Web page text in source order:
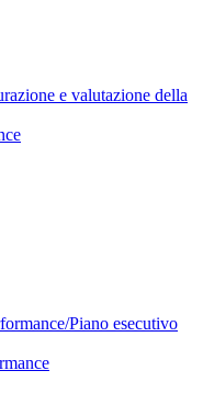
e valutazione della
Piano esecutivo